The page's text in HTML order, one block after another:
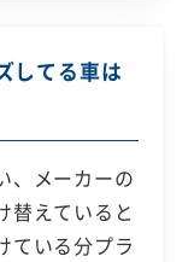
してる車は
、メーカーの
替えていると
ている分プラ